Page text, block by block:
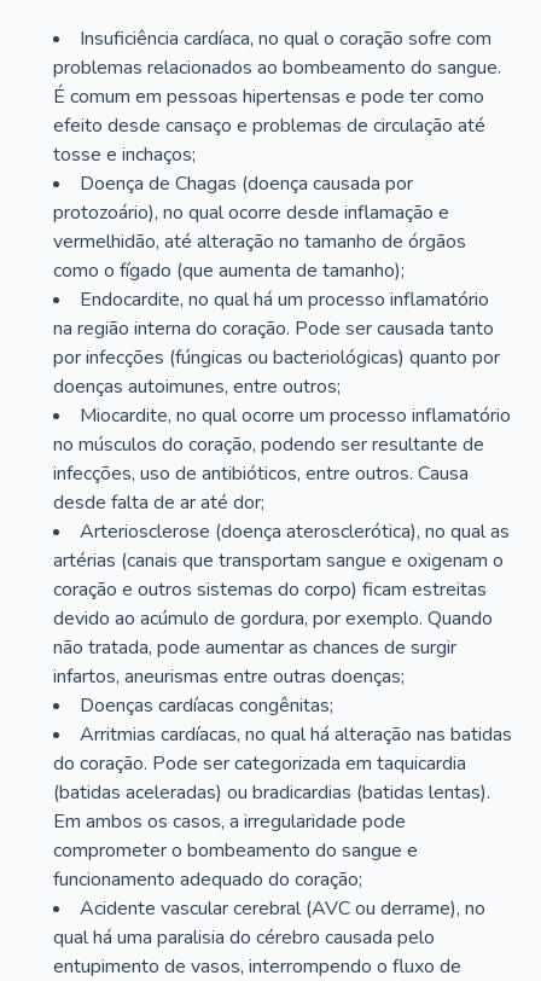
Insuficiência cardíaca, no qual o coração sofre com
problemas relacionados ao bombeamento do sangue.
É comum em pessoas hipertensas e pode ter como
efeito desde cansaço e problemas de circulação até
tosse e inchaços;
Doença de Chagas (doença causada por
protozoário), no qual ocorre desde inflamação e
vermelhidão, até alteração no tamanho de órgãos
como o fígado (que aumenta de tamanho);
Endocardite, no qual há um processo inflamatório
na região interna do coração. Pode ser causada tanto
por infecções (fúngicas ou bacteriológicas) quanto por
doenças autoimunes, entre outros;
Miocardite, no qual ocorre um processo inflamatório
no músculos do coração, podendo ser resultante de
infecções, uso de antibióticos, entre outros. Causa
desde falta de ar até dor;
Arteriosclerose (doença aterosclerótica), no qual as
artérias (canais que transportam sangue e oxigenam o
coração e outros sistemas do corpo) ficam estreitas
devido ao acúmulo de gordura, por exemplo. Quando
não tratada, pode aumentar as chances de surgir
infartos, aneurismas entre outras doenças;
Doenças cardíacas congênitas;
Arritmias cardíacas, no qual há alteração nas batidas
do coração. Pode ser categorizada em taquicardia
(batidas aceleradas) ou bradicardias (batidas lentas).
Em ambos os casos, a irregularidade pode
comprometer o bombeamento do sangue e
funcionamento adequado do coração;
Acidente vascular cerebral (AVC ou derrame), no
qual há uma paralisia do cérebro causada pelo
entupimento de vasos, interrompendo o fluxo de